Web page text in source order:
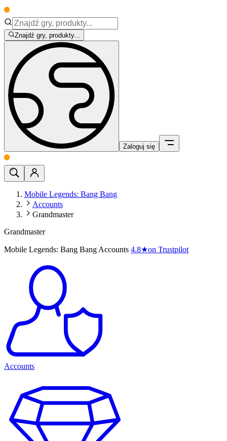
Znajdź gry, produkty...
Zaloguj się
Mobile Legends: Bang Bang
Accounts
Grandmaster
Grandmaster
Mobile Legends: Bang Bang Accounts 4.8★on Trustpilot
Accounts